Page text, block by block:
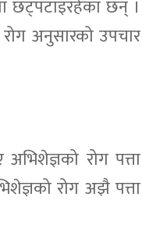
छट्पटाइरहेका छन् ।
अनुसारको उपचार
रोग पत्ता
रोग अझै पत्ता